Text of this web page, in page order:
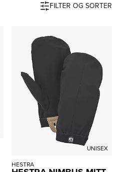
FILTER OG SORTER
UNISEX
HESTRA